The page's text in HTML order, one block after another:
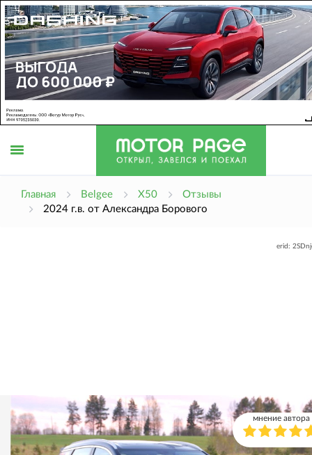
Главная Belgee X50
Отзывы
2024 г.в. от Александра Борового
erid:
мнение автора